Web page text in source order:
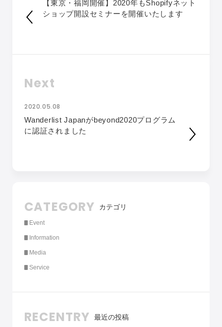
【東京・福岡開催】2020年もShopifyネット
ショップ開設セミナーを開催いたします
Next
2020.05.08
Wanderlist Japanがbeyond2020プログラム
に認証されました
CATEGORY カテゴリ
Event
Information
Media
Service
RECENTRY 最近の投稿